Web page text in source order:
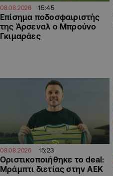
08.08.2026 15:45
Επίσημα ποδοσφαιριστής
της Άρσεναλ ο Μπρούνο
Γκιμαράες
08.08.2026 15:23
Οριστικοποιήθηκε το deal:
Μράμπτι διετίας στην ΑΕΚ